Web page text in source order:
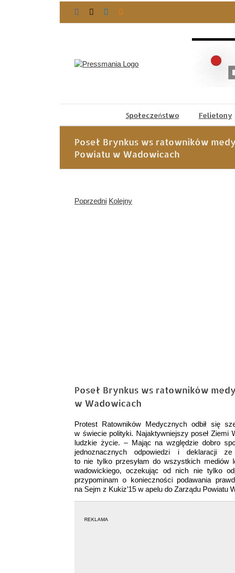
Facebook LinkedIn
Społeczeństwo Felietony
Poseł Brynkus ws ratowników
Powiatu w Wadowicach
Poprzedni Kolejny
Poseł Brynkus ws ratowników
w Wadowicach
Protest Ratowników Medycznych odbił się
w świecie polityki. Najaktywniejszy poseł Ziemi
ludzkie życie. – Mając na względzie dobro
jednoznacznych odpowiedzi i deklaracji
to nie tylko przesyłam do wszystkich mediów
wadowickiego, oczekując od nich nie tylko
przypominam o konieczności podawania
na Sejm z Kukiz’15 w apelu do Zarządu Powiatu
REKLAMA